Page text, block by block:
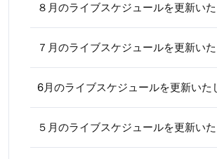
８月のライブスケジュールを更新い
７月のライブスケジュールを更新い
6月のライブスケジュールを更新いた
５月のライブスケジュールを更新い